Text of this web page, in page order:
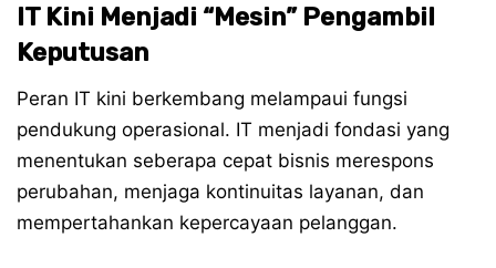
IT Kini Menjadi “Mesin” Pengambil
Keputusan
Peran IT kini berkembang melampaui fungsi
pendukung operasional. IT menjadi fondasi yang
menentukan seberapa cepat bisnis merespons
perubahan, menjaga kontinuitas layanan, dan
mempertahankan kepercayaan pelanggan.